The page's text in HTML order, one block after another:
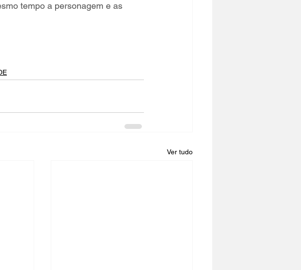
tempo a personagem e as
Ver tudo